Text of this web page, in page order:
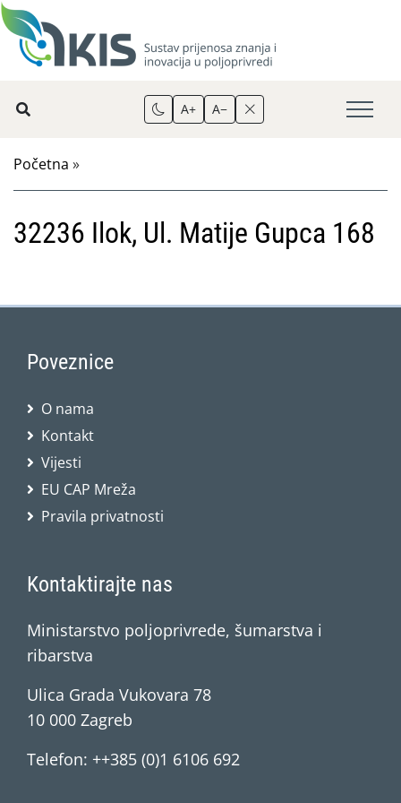
A+ A−
Početna »
32236 Ilok, Ul. Matije Gupca 168
Poveznice
O nama
Kontakt
Vijesti
EU CAP Mreža
Pravila privatnosti
Kontaktirajte nas
Ministarstvo poljoprivrede, šumarstva i
ribarstva
Ulica Grada Vukovara 78
10 000 Zagreb
Telefon: ++385 (0)1 6106 692